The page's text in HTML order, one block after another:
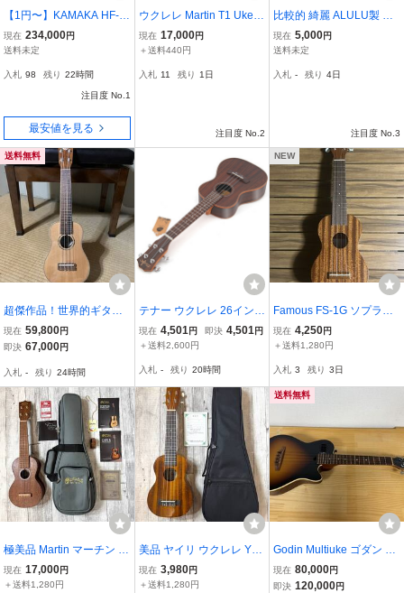
【1円〜】KAMAKA HF-2
D2I カマカ ウクレレ コン
サートウクレレ マスター
ハードケース付属 検)コア
現在 234,000円
送料未定
入札 98 残り 22時間
注目度 No.1
最安値を見る
ウクレレ Martin T1 Uke S
treet Master
現在 17,000円
＋送料440円
入札 11 残り 1日
注目度 No.2
比較的 綺麗 ALULU製 ウ
クレレ Model UMC
現在 5,000円
送料未定
入札 - 残り 4日
注目度 No.3
送料無料
超傑作品！世界的ギター
メーカーフジゲン製！抜
群の音色！トップスプル
超高級木材ハワイアンコ
ア単板！極上超美品！
現在 59,800円
即決 67,000円
入札 - 残り 24時間
テナー ウクレレ 26インチ
アコースティック ウクレ
レ ミニギター アカシア
現在 4,501 円 即決 4,501 円
＋送料2,600円
入札 - 残り 20時間
NEW
Famous FS-1G ソプラノ
ウクレレ 新品未使用 本
体のみ
現在 4,250円
＋送料1,280円
入札 3 残り 3日
極美品 Martin マーチン S
1 UKE ソプラノ ウクレレ
マホガニー 単板 純正ソフ
現在 17,000円
＋送料1,280円
美品 ヤイリ ウクレレ YU-
S-01K ソプラノ Sヤイリ
S.YAIRI コア材 初心者 ソ
現在 3,980円
＋送料1,280円
送料無料
Godin Multiuke ゴダン テ
ナーウクレレ シダートッ
プ/ブラウンサンバースト
現在 80,000円
即決 120,000円